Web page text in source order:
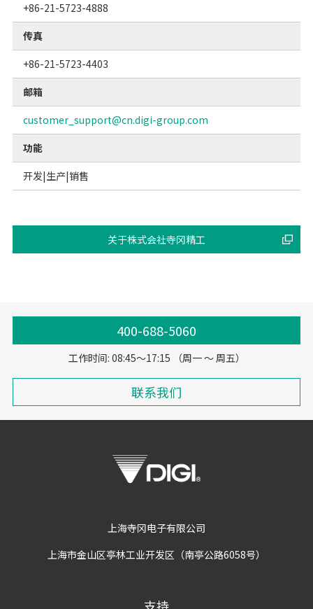
+86-21-5723-4888
传真
+86-21-5723-4403
邮箱
customer_support@cn.digi-group.com
功能
开发|生产|销售
关于株式会社寺冈精工
400-688-5060
工作时间: 08:45～17:15 （周一 ～ 周五）
联系我们
上海寺冈电子有限公司
上海市金山区亭林工业开发区（南亭公路6058号）